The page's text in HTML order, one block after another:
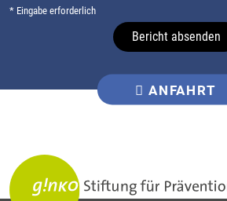
* Eingabe erforderlich
Bericht absenden
ANFAHRT